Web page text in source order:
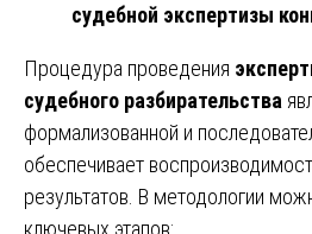
судебной экспертизы
Процедура проведения
судебного разбирательства
формализованной и
обеспечивает
результатов. В методологии
ключевых этапов: